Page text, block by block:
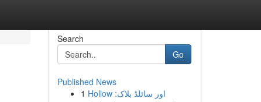
Search
Go
Published News
1 Hollow اور سائلڈ بلاک: